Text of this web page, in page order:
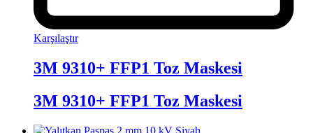
Karşılaştır
3M 9310+ FFP1 Toz Maskesi
3M 9310+ FFP1 Toz Maskesi